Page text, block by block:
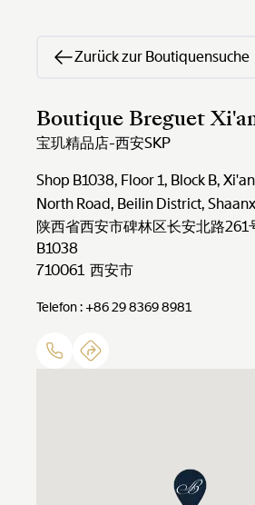
Zurück zur Boutiquensuche
Boutique Breguet
宝玑精品店-西安SKP
Shop B1038, Floor 1, Block B,
North Road, Beilin District,
陕西省西安市碑林区长安北路261
B1038
710061 西安市
Telefon : +86 29 8369 8981